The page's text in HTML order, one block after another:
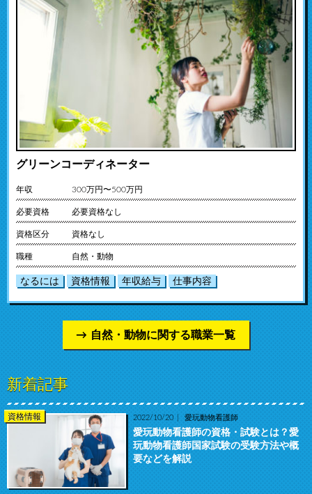
グリーンコーディネーター
年収 300万円〜500万円
必要資格 必要資格なし
資格区分 資格なし
職種 自然・動物
なるには 資格情報 年収給与 仕事内容
自然・動物に関する職業一覧
新着記事
資格情報 2022/10/20 愛玩動物看護師
愛玩動物看護師の資格・試験とは？愛
玩動物看護師国家試験の受験方法や概
要などを解説